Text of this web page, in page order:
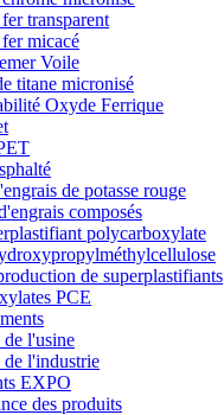
transparent
micacé
Voile
titane micronisé
Oxyde Ferrique
de potasse rouge
composés
polycarboxylate
de superplastifiants
PCE
l'usine
l'industrie
EXPO
des produits